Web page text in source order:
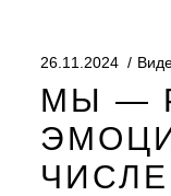
26.11.2024
МЫ —